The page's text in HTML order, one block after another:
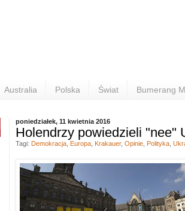
Australia Polska Świat Bumerang
poniedziałek, 11 kwietnia 2016
Holendrzy powiedzieli "nee"
Tagi: Demokracja, Europa, Krakauer, Opinie, Polityka,